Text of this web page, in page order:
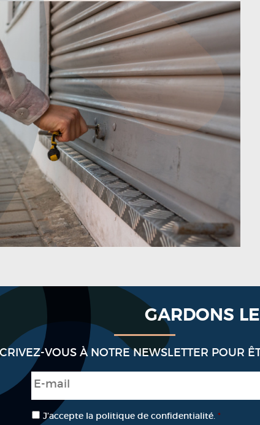
GARDONS
VOUS À NOTRE NEWSLETTER POUR
E-mail
RGPD *
J’accepte la politique de confidentialité. *